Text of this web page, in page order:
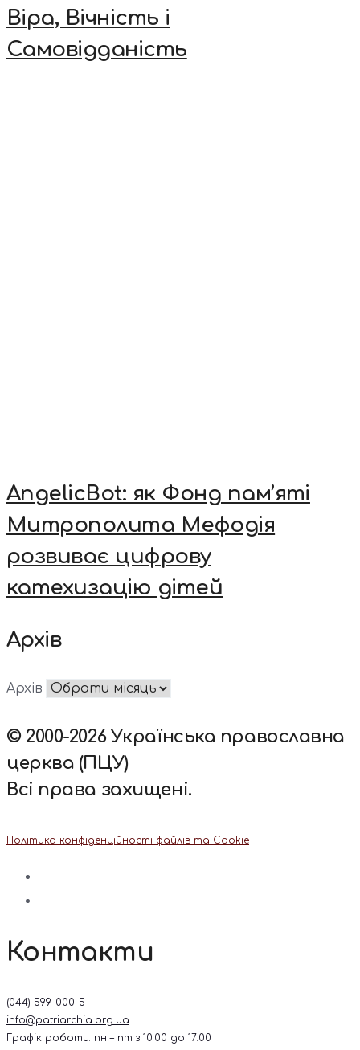
Віра, Вічність і
Самовідданість
AngelicBot: як Фонд пам’яті
Митрополита Мефодія
розвиває цифрову
катехизацію дітей
Архів
Архів
© 2000-2026 Українська православна
церква (ПЦУ)
Всі права захищені.
Політика конфіденційності файлів та Cookie
Контакти
(044) 599-000-5
info@patriarchia.org.ua
Графік роботи: пн – пт з 10:00 до 17:00